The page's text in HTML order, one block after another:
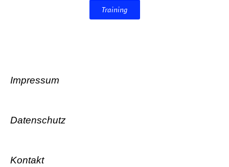
Training
Impressum
Datenschutz
Kontakt